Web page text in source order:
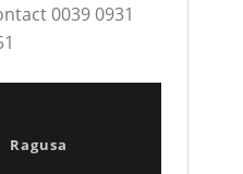
0039 0931
Ragusa